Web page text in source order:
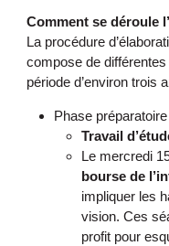
Comment se déroule
La procédure
compose de
période d’environ trois
Phase préparatoire
Travail
Le mercredi
bourse de
impliquer les
vision. Ces
profit pour